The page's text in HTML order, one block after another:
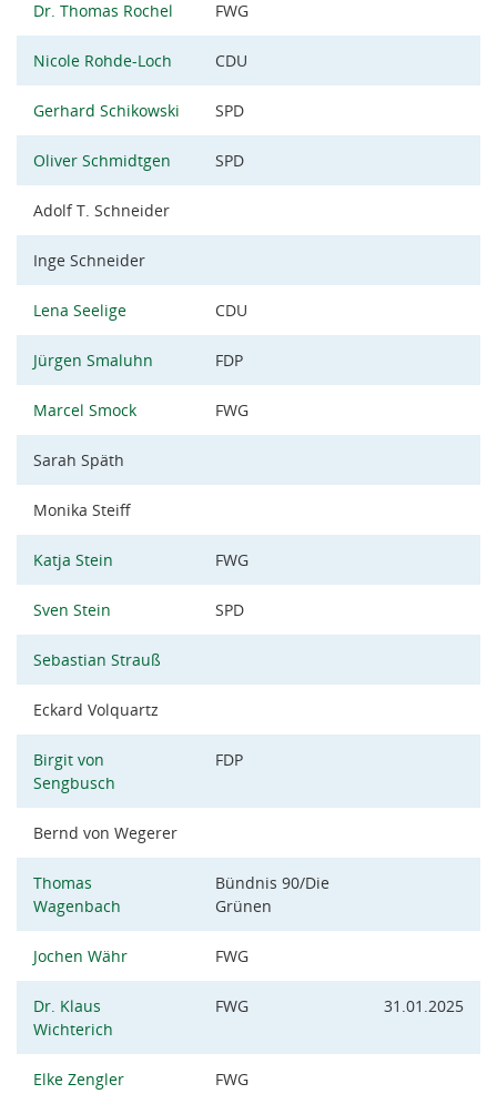
Dr. Thomas Rochel FWG
Nicole Rohde-Loch CDU
Gerhard Schikowski SPD
Oliver Schmidtgen SPD
Adolf T. Schneider
Inge Schneider
Lena Seelige CDU
Jürgen Smaluhn FDP
Marcel Smock FWG
Sarah Späth
Monika Steiff
Katja Stein FWG
Sven Stein SPD
Sebastian Strauß
Eckard Volquartz
Birgit von
Sengbusch
FDP
Bernd von Wegerer
Thomas
Wagenbach
Bündnis 90/Die
Grünen
Jochen Währ FWG
Dr. Klaus
Wichterich
FWG 31.01.2025
Elke Zengler FWG